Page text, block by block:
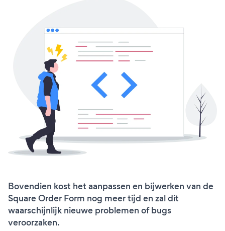
Bovendien kost het aanpassen en bijwerken van de
Square Order Form nog meer tijd en zal dit
waarschijnlijk nieuwe problemen of bugs
veroorzaken.